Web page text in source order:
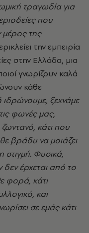
τραγωδία για
που
μέρος της
την εμπειρία
στην Ελλάδα, μια
γνωρίζουν καλά
κάθε
ιδρώνουμε, ξεχνάμε
φωνές μας,
κάτι που
βράδυ να μοιάζει
στιγμή. Φυσικά,
έρχεται από το
φορά, κάτι
και
σε εμάς κάτι